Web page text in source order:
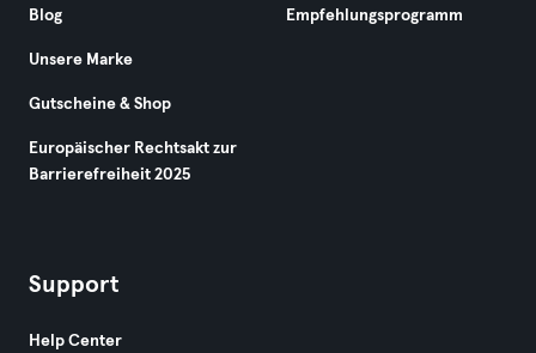
Blog
Unsere Marke
Gutscheine & Shop
Europäischer Rechtsakt zur
Barrierefreiheit 2025
Empfehlungsprogramm
Support
Help Center